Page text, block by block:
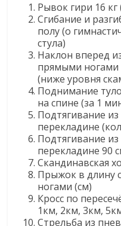
Рывок гири 16
Сгибание и
полу (о
стула)
Наклон вперед
прямыми ногами
(ниже уровня
Поднимание
на спине (за 1
Подтягивание
перекладине
Подтягивание
перекладине 90
Скандинавская
Прыжок в длину
ногами (см)
Кросс по
1км, 2км, 3км,
Стрельба из